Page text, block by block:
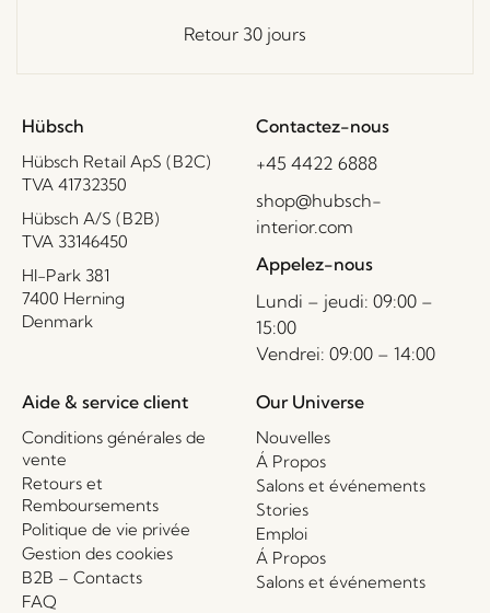
Retour 30 jours
Hübsch
Hübsch Retail ApS (B2C)
TVA 41732350
Hübsch A/S (B2B)
TVA 33146450
HI-Park 381
7400 Herning
Denmark
Contactez-nous
+45 4422 6888
shop@hubsch-
interior.com
Appelez-nous
Lundi – jeudi: 09:00 –
15:00
Vendrei: 09:00 – 14:00
Aide & service client
Conditions générales de
vente
Retours et
Remboursements
Politique de vie privée
Gestion des cookies
B2B – Contacts
FAQ
Our Universe
Nouvelles
Á Propos
Salons et événements
Stories
Emploi
Á Propos
Salons et événements